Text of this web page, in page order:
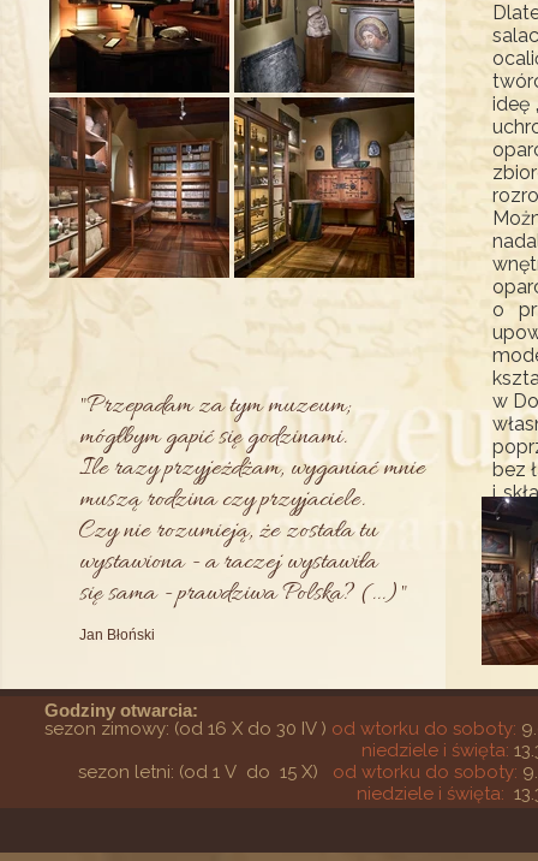
"Przepadam za tym muzeum;
mógłbym gapić się godzinami.
Ile razy przyjeżdżam, wyganiać mnie
muszą rodzina czy przyjaciele.
Czy nie rozumieją, że została tu
wystawiona - a raczej wystawiła
się sama - prawdziwa Polska? (...)"
Jan Błoński
ideę
o
w
bez
i
Godziny otwarcia:
sezon zimowy: (od 16 X do 30 IV ) od wtorku do soboty:
niedziele i święta:
sezon letni: (od 1 V do 15 X) od wtorku do soboty:
niedziele i święta: